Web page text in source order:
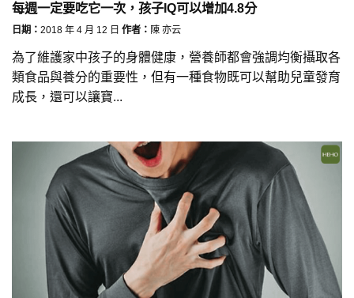
每週一定要吃它一次，孩子IQ可以增加4.8分
日期： 2018 年 4 月 12 日 作者： 陳 亦云
為了維護家中孩子的身體健康，營養師都會強調均衡攝取各
類食品與養分的重要性，但有一種食物既可以幫助兒童發育
成長，還可以讓寶...